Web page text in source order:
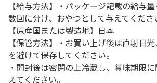
【給与方法】・パッケージ記載の給与
数回に分け、おやつとして与えてくださ
【原産国または製造地】日本
【保管方法】・お買い上げ後は直射日
を避けて保存してください。
・開封後は密閉の上冷蔵し、賞味期限
えてください。